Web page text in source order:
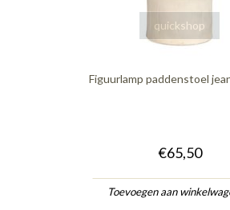
quickshop
Figuurlamp paddenstoel
€65,50
Toevoegen aan